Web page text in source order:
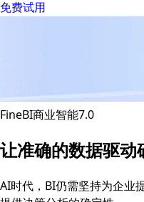
免费试用
FineBI商业智能7.0
让准确的数据驱动
AI时代，BI仍需坚持为企业